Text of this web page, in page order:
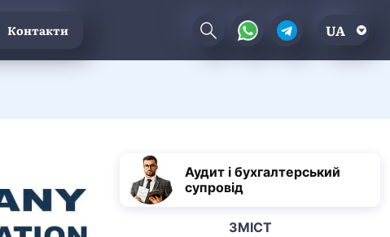
Контакти UA
Аудит і бухгалтерський
супровід
ЗМІСТ